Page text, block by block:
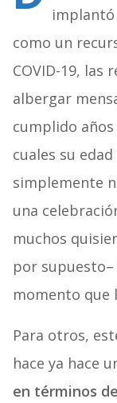
implantó
como un
COVID-19, las
albergar
cumplido
cuales su
simplemente
una
muchos
por supuesto–
momento que
Para otros,
hace ya hace
en términos